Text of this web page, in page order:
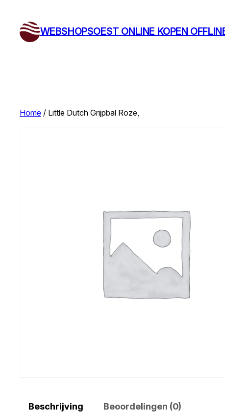
WEBSHOPSOEST ONLINE KOPEN
Home / Little Dutch Grijpbal Roze,
Beschrijving Beoordelingen (0)